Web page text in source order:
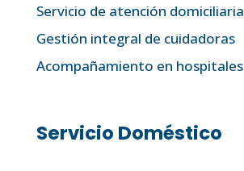
Servicio de atención domiciliaria
Gestión integral de cuidadoras
Acompañamiento en hospitales
Servicio Doméstico